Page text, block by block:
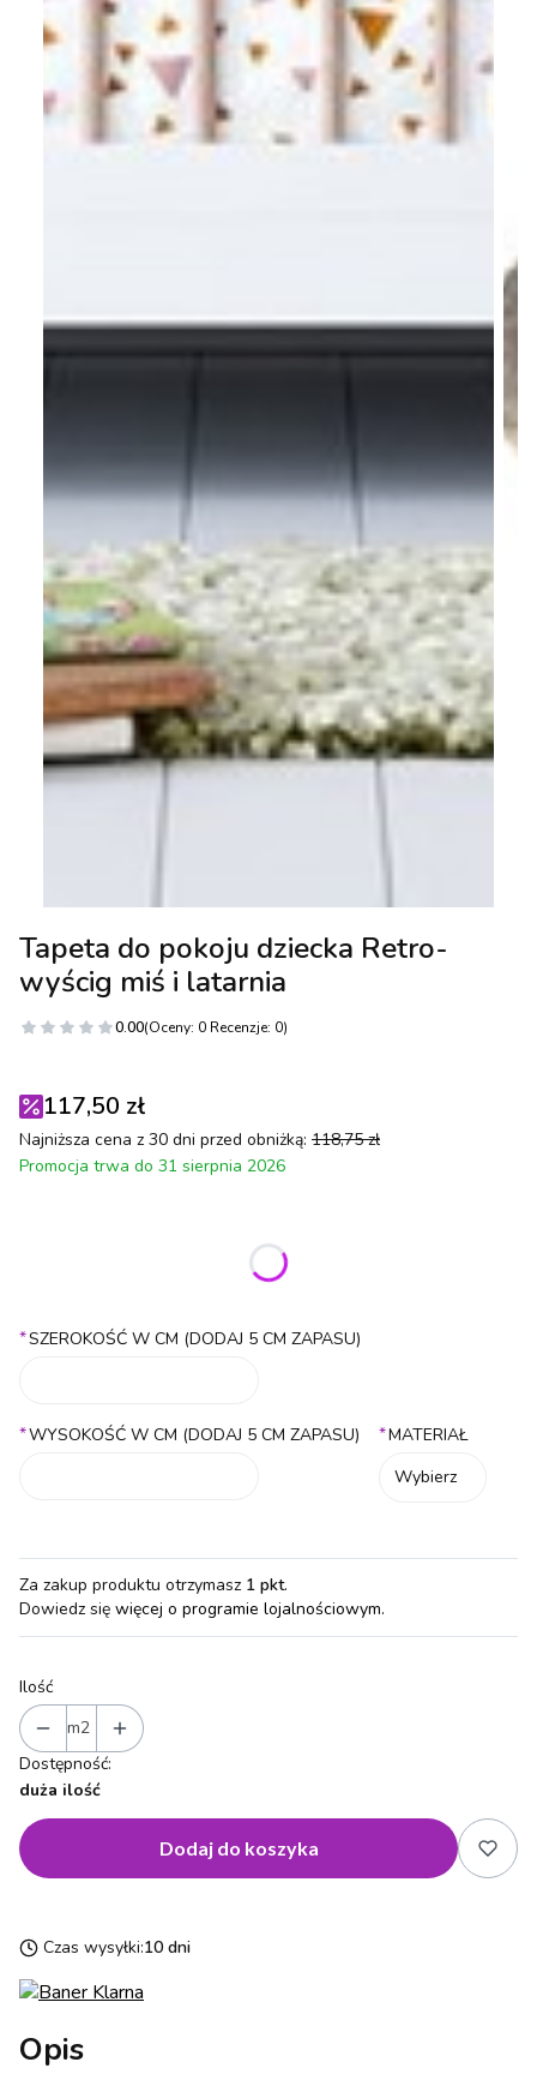
Tapeta do pokoju dziecka Retro-
wyścig miś i latarnia
0.00(Oceny: 0 Recenzje: 0)
117,50 zł
Najniższa cena z 30 dni przed obniżką: 118,75 zł
Promocja trwa do 31 sierpnia 2026
Poszczególne warianty mogą różnić się ceną
*SZEROKOŚĆ W CM (DODAJ 5 CM ZAPASU)
*WYSOKOŚĆ W CM (DODAJ 5 CM ZAPASU) *MATERIAŁ
Wybierz
Za zakup produktu otrzymasz 1 pkt.
Dowiedz się więcej o programie lojalnościowym.
Ilość
m2
Dostępność:
duża ilość
Dodaj do koszyka
Czas wysyłki:10 dni
Opis